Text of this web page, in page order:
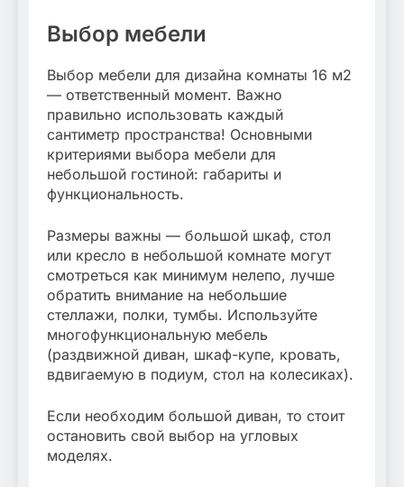
Выбор мебели
Выбор мебели для дизайна комнаты 16 м2
— ответственный момент. Важно
правильно использовать каждый
сантиметр пространства! Основными
критериями выбора мебели для
небольшой гостиной: габариты и
функциональность.
Размеры важны — большой шкаф, стол
или кресло в небольшой комнате могут
смотреться как минимум нелепо, лучше
обратить внимание на небольшие
стеллажи, полки, тумбы. Используйте
многофункциональную мебель
(раздвижной диван, шкаф-купе, кровать,
вдвигаемую в подиум, стол на колесиках).
Если необходим большой диван, то стоит
остановить свой выбор на угловых
моделях.